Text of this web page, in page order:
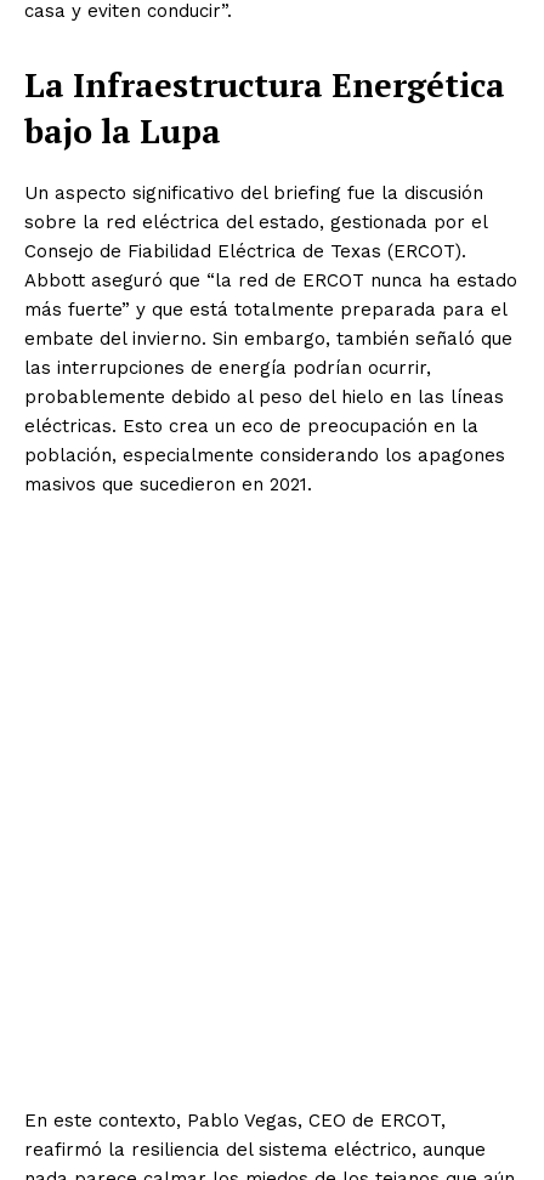
casa y eviten conducir”.
La Infraestructura Energética
bajo la Lupa
Un aspecto significativo del briefing fue la discusión
sobre la red eléctrica del estado, gestionada por el
Consejo de Fiabilidad Eléctrica de Texas (ERCOT).
Abbott aseguró que “la red de ERCOT nunca ha estado
más fuerte” y que está totalmente preparada para el
embate del invierno. Sin embargo, también señaló que
las interrupciones de energía podrían ocurrir,
probablemente debido al peso del hielo en las líneas
eléctricas. Esto crea un eco de preocupación en la
población, especialmente considerando los apagones
masivos que sucedieron en 2021.
En este contexto, Pablo Vegas, CEO de ERCOT,
reafirmó la resiliencia del sistema eléctrico, aunque